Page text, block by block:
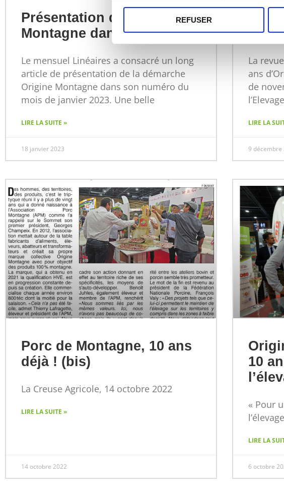
REFUSER
Présentation d’Origine
Montagne dans Linéaires
Le mensuel Linéaires a consacré un long
article de présentation de la démarche
Origine Montagne dans son numéro du
mois de janvier 2023. Une belle
LIRE LA SUITE »
18 janvier 2023
10
La
ans
de
LIRE LA
9 décembre
Porc de Montagne, 10 ans
déjà ! (bis)
La Creuse Agricole, 14 octobre 2022
LIRE LA SUITE »
14 octobre 2022
10
« Pour
LIRE LA
6 octobre